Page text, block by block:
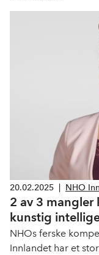
20.02.2025 NHO
2 av 3 mangler
kunstig
NHOs ferske
Innlandet har et